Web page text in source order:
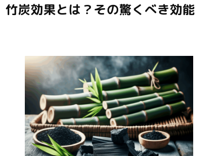
竹炭効果とは？その驚くべき効能